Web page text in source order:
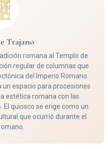
Trajano
romana al Templo de
regular de columnas que
del Imperio Romano.
espacio para procesiones
estética romana con las
quiosco se erige como un
que ocurrió durante el